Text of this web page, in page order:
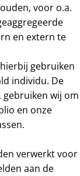
voor o.a.
en extern te
gebruiken
individu. De
gebruiken wij om
en onze
verwerkt voor
aan de